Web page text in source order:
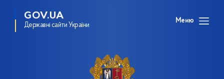
GOV.UA
Державні сайти України
Меню